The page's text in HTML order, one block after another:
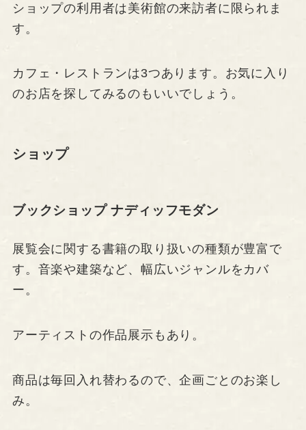
ショップの利用者は美術館の来訪者に限られま
す。
カフェ・レストランは3つあります。お気に入り
のお店を探してみるのもいいでしょう。
ショップ
ブックショップ ナディッフモダン
展覧会に関する書籍の取り扱いの種類が豊富で
す。音楽や建築など、幅広いジャンルをカバ
ー。
アーティストの作品展示もあり。
商品は毎回入れ替わるので、企画ごとのお楽し
み。